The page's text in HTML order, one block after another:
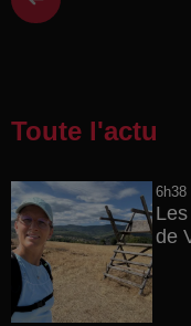
Toute l'actu
6h38
de